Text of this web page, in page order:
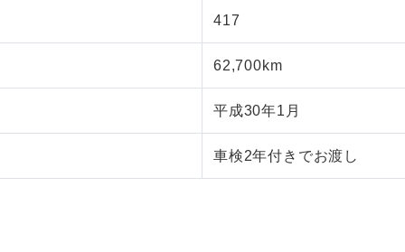
417
62,700km
平成30年1月
車検2年付きでお渡し